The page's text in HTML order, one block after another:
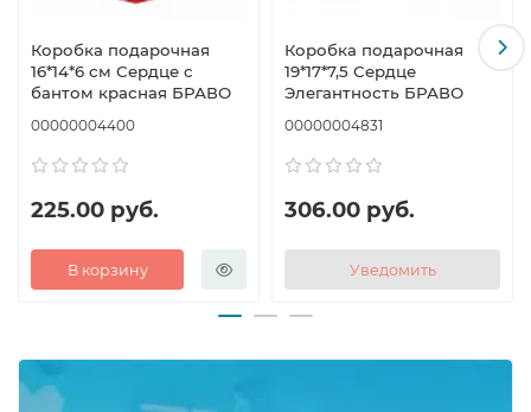
Коробка подарочная
16*14*6 см Сердце с
бантом красная БРАВО
00000004400
225.00 руб.
В корзину
Коробка подарочная
19*17*7,5 Сердце
Элегантность БРАВО
00000004831
306.00 руб.
Уведомить